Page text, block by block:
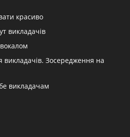
красиво
викладачів
викладачів. Зосередження на
викладачам